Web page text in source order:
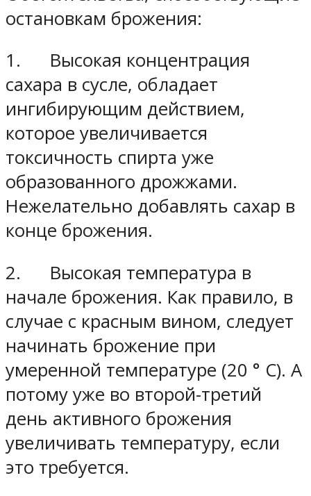
остановкам брожения:
1. Высокая концентрация
сахара в сусле, обладает
ингибирующим действием,
которое увеличивается
токсичность спирта уже
образованного дрожжами.
Нежелательно добавлять сахар в
конце брожения.
2. Высокая температура в
начале брожения. Как правило, в
случае с красным вином, следует
начинать брожение при
умеренной температуре (20 ° C). А
потому уже во второй-третий
день активного брожения
увеличивать температуру, если
это требуется.